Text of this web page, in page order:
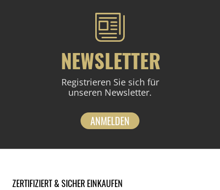
NEWSLETTER
Registrieren Sie sich für
unseren Newsletter.
ANMELDEN
ZERTIFIZIERT & SICHER EINKAUFEN